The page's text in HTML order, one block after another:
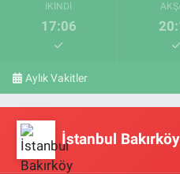
İKINDI
17:06
Aylık Vakitler
İstanbul